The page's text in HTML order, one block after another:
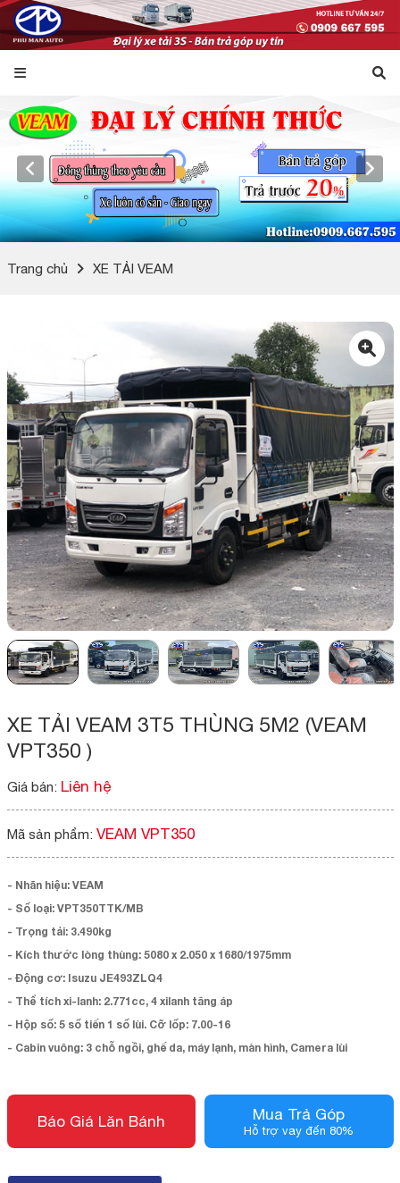
Trang chủ XE TẢI VEAM
XE TẢI VEAM 3T5 THÙNG 5M2 (VEAM
VPT350 )
Giá bán: Liên hệ
Mã sản phẩm: VEAM VPT350
- Nhãn hiệu: VEAM
- Số loại: VPT350TTK/MB
- Trọng tải: 3.490kg
- Kích thước lòng thùng: 5080 x 2.050 x 1680/1975mm
- Động cơ: Isuzu JE493ZLQ4
- Thể tích xi-lanh: 2.771cc, 4 xilanh tăng áp
- Hộp số: 5 số tiến 1 số lùi. Cỡ lốp: 7.00-16
- Cabin vuông: 3 chỗ ngồi, ghế da, máy lạnh, màn hình, Camera lùi
Báo Giá Lăn Bánh Mua Trả Góp
Hỗ trợ vay đến 80%